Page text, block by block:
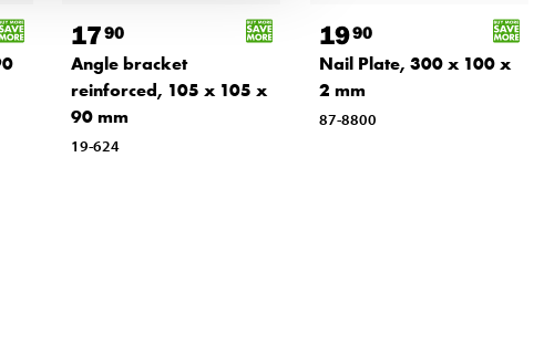
1790
Angle bracket
reinforced, 105 x 105 x
90 mm
19-624
1990
Nail Plate, 300 x 100 x
2 mm
87-8800